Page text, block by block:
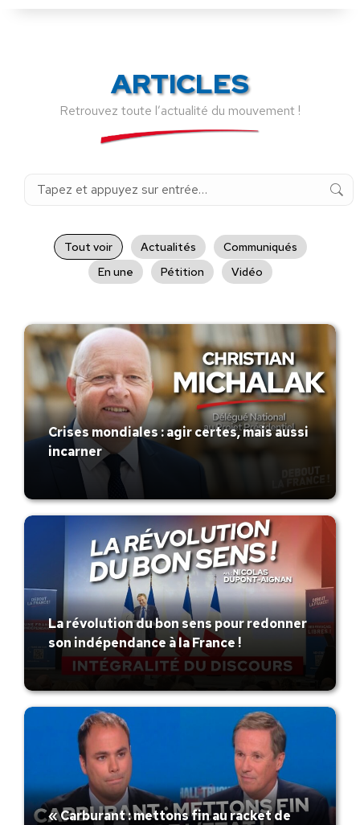
ARTICLES
Retrouvez toute l’actualité du mouvement !
Recherche
Tout voir Actualités
Communiqués
En une
Pétition Vidéo
Crises mondiales : agir certes, mais aussi
incarner
La révolution du bon sens pour redonner
son indépendance à la France !
« Carburant : mettons fin au racket de